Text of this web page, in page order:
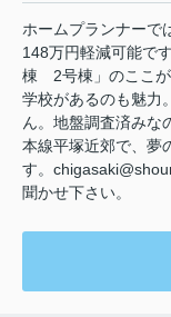
ホームプランナーで
148万円軽減可能で
棟 2号棟」のここが
学校があるのも魅力
ん。地盤調査済みな
本線平塚近郊で、夢
す。
聞かせ下さい。